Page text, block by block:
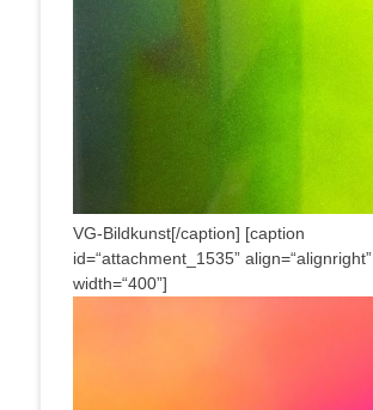
VG-Bildkunst[/caption] [cap­ti­on
id=“attachment_1535” align=“alignright”
width=“400”]